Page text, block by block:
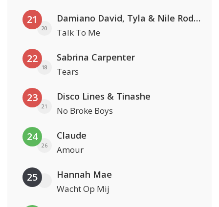
21
20
Damiano David, Tyla & Nile Rodgers
Talk To Me
22
18
Sabrina Carpenter
Tears
23
21
Disco Lines & Tinashe
No Broke Boys
24
26
Claude
Amour
25 Hannah Mae
Wacht Op Mij